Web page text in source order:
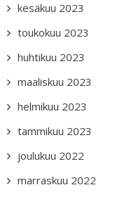
kesäkuu 2023
toukokuu 2023
huhtikuu 2023
maaliskuu 2023
helmikuu 2023
tammikuu 2023
joulukuu 2022
marraskuu 2022